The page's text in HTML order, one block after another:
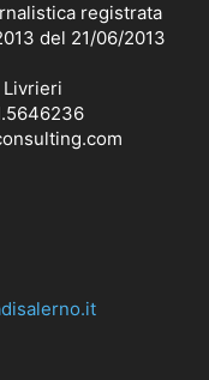
registrata
del 21/06/2013